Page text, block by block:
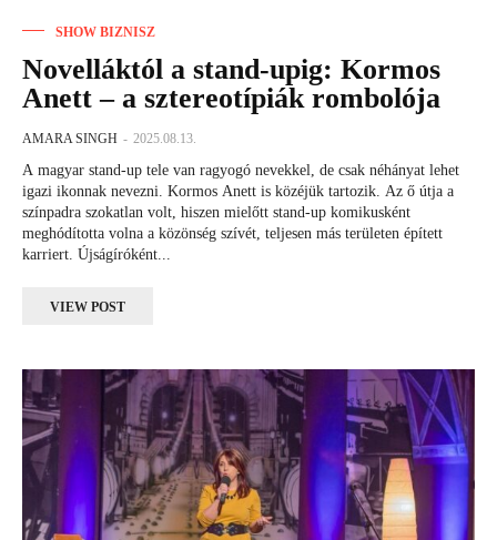
SHOW BIZNISZ
Novelláktól a stand-upig: Kormos
Anett – a sztereotípiák rombolója
AMARA SINGH - 2025.08.13.
A magyar stand-up tele van ragyogó nevekkel, de csak néhányat lehet
igazi ikonnak nevezni. Kormos Anett is közéjük tartozik. Az ő útja a
színpadra szokatlan volt, hiszen mielőtt stand-up komikusként
meghódította volna a közönség szívét, teljesen más területen épített
karriert. Újságíróként...
VIEW POST